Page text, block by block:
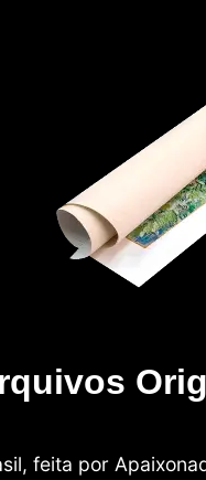
feita por